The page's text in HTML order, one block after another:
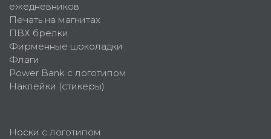
ежедневников
Печать на магнитах
ПВХ брелки
Фирменные шоколадки
Флаги
Power Bank с логотипом
Наклейки (стикеры)
Носки с логотипом